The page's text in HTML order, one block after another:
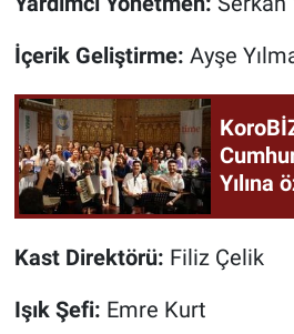
İçerik Geliştirme: Ayşe
Yılına
Kast Direktörü: Filiz Çelik
Işık Şefi: Emre Kurt